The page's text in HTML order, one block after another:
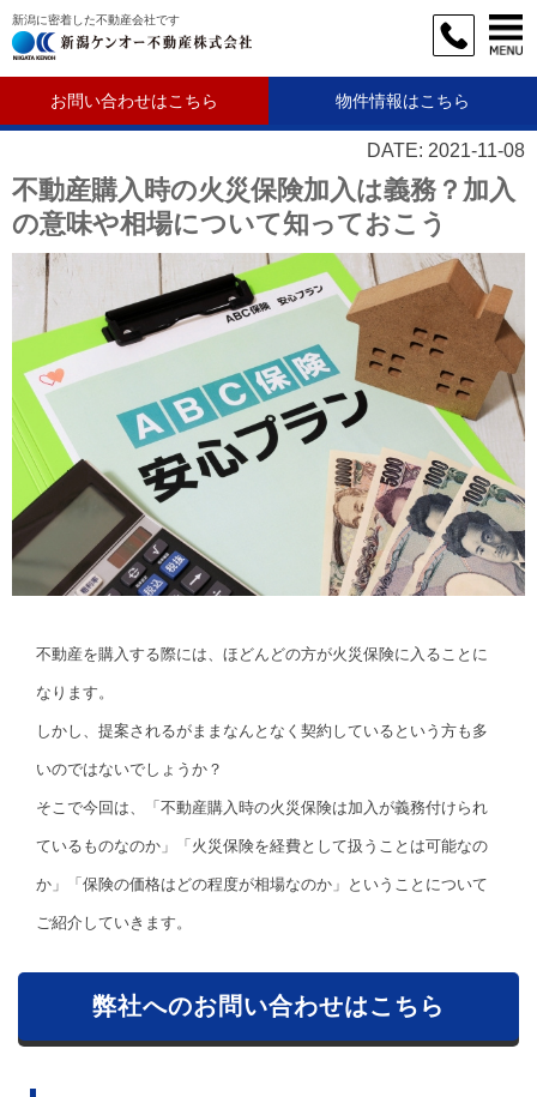
新潟に密着した不動産会社です
お問い合わせはこちら 物件情報はこちら
DATE: 2021-11-08
不動産購入時の火災保険加入は義務？加入
の意味や相場について知っておこう
不動産を購入する際には、ほどんどの方が火災保険に入ることに
なります。
しかし、提案されるがままなんとなく契約しているという方も多
いのではないでしょうか？
そこで今回は、「不動産購入時の火災保険は加入が義務付けられ
ているものなのか」「火災保険を経費として扱うことは可能なの
か」「保険の価格はどの程度が相場なのか」ということについて
ご紹介していきます。
弊社へのお問い合わせはこちら